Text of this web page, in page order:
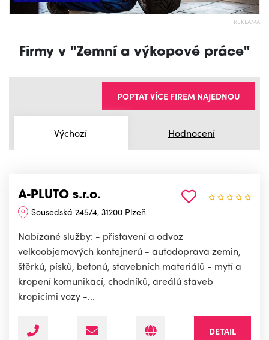
REKLAMA
Firmy v "Zemní a výkopové práce"
Výchozí Hodnocení
POPTAT VÍCE FIREM NAJEDNOU
A-PLUTO s.r.o.
Sousedská 245/4, 31200 Plzeň
Nabízané služby: - přistavení a odvoz
velkoobjemových kontejnerů - autodoprava zemin,
štěrků, písků, betonů, stavebních materiálů - mytí a
kropení komunikací, chodníků, areálů staveb
kropicími vozy -...
DETAIL